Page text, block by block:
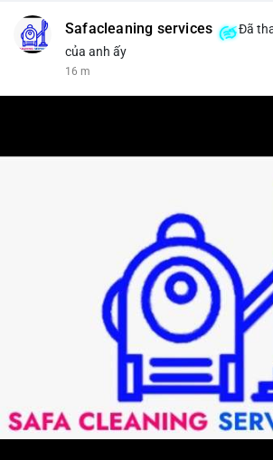
Safacleaning services
Đã
của anh ấy
16 m